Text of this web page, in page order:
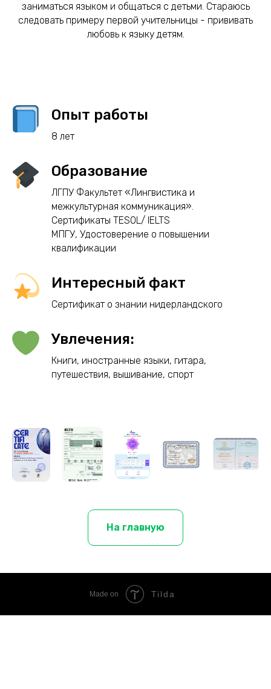
заниматься языком и общаться с детьми. Стараюсь
следовать примеру первой учительницы - прививать
любовь к языку детям.
Опыт работы
8 лет
Образование
ЛГПУ Факультет «Лингвистика и
межкультурная коммуникация».
Сертификаты TESOL/ IELTS
МПГУ, Удостоверение о повышении
квалификации
Интересный факт
Сертификат о знании нидерландского
Увлечения:
Книги, иностранные языки, гитара,
путешествия, вышивание, спорт
На главную
Made on Tilda